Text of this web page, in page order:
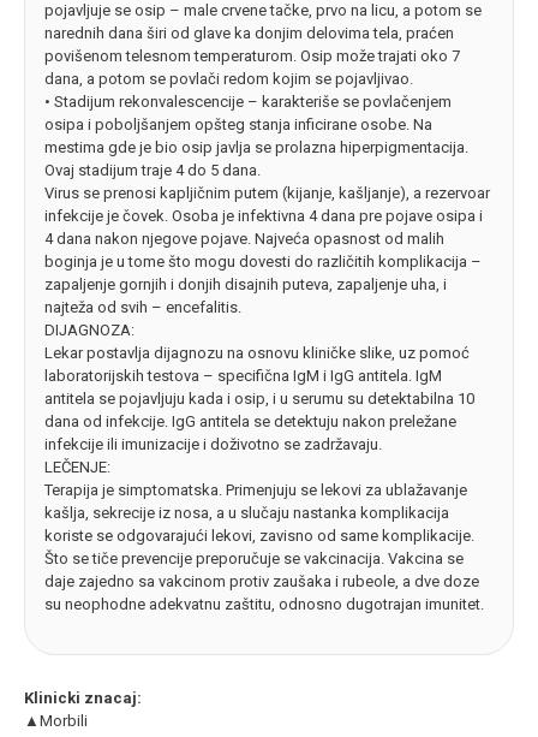
pojavljuje se osip – male crvene tačke, prvo na licu, a potom se
narednih dana širi od glave ka donjim delovima tela, praćen
povišenom telesnom temperaturom. Osip može trajati oko 7
dana, a potom se povlači redom kojim se pojavljivao.
• Stadijum rekonvalescencije – karakteriše se povlačenjem
osipa i poboljšanjem opšteg stanja inficirane osobe. Na
mestima gde je bio osip javlja se prolazna hiperpigmentacija.
Ovaj stadijum traje 4 do 5 dana.
Virus se prenosi kapljičnim putem (kijanje, kašljanje), a rezervoar
infekcije je čovek. Osoba je infektivna 4 dana pre pojave osipa i
4 dana nakon njegove pojave. Najveća opasnost od malih
boginja je u tome što mogu dovesti do različitih komplikacija –
zapaljenje gornjih i donjih disajnih puteva, zapaljenje uha, i
najteža od svih – encefalitis.
DIJAGNOZA:
Lekar postavlja dijagnozu na osnovu kliničke slike, uz pomoć
laboratorijskih testova – specifična IgM i IgG antitela. IgM
antitela se pojavljuju kada i osip, i u serumu su detektabilna 10
dana od infekcije. IgG antitela se detektuju nakon preležane
infekcije ili imunizacije i doživotno se zadržavaju.
LEČENJE:
Terapija je simptomatska. Primenjuju se lekovi za ublažavanje
kašlja, sekrecije iz nosa, a u slučaju nastanka komplikacija
koriste se odgovarajući lekovi, zavisno od same komplikacije.
Što se tiče prevencije preporučuje se vakcinacija. Vakcina se
daje zajedno sa vakcinom protiv zaušaka i rubeole, a dve doze
su neophodne adekvatnu zaštitu, odnosno dugotrajan imunitet.
Klinicki znacaj:
▲Morbili